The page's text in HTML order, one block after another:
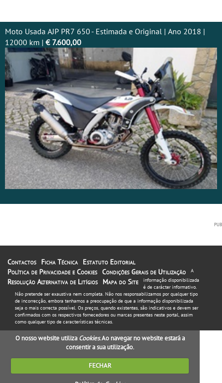
Moto Usada AJP PR7 650 - Estimada e Original | Ano 2018 |
12000 km | € 7.600,00
Contactos Ficha Técnica
Estatuto Editorial
Política de Privacidade e Cookies Condições Gerais de Utilização
Resolução Alternativa de Litígios
Mapa do Site
A
informação disponibilizada
é de carácter informativo.
Não pretende ser exaustiva nem completa. Não nos responsabilizamos por qualquer tipo
de incorrecção, embora tenhamos a preocupação de que a informação disponibilizada
seja o mais correcta possível. Os preços, quando existentes, são indicativos e devem ser
confirmados com os respectivos fornecedores ou marcas presentes neste portal, assim
como qualquer tipo de características técnicas.
O nosso website utiliza Cookies. Ao navegar no website estará a
consentir a sua utilização.
FECHAR